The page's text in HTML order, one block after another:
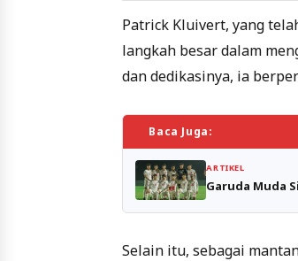
Patrick Kluivert, yang
langkah besar dalam
dan dedikasinya, ia
Baca Juga:
ARTIKEL
Garuda Muda
Selain itu, sebagai